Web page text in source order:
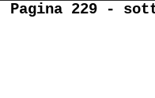
Pagina 229 -